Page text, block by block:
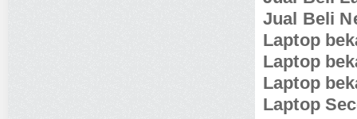
Jual Beli
Laptop
Laptop
Laptop
Laptop